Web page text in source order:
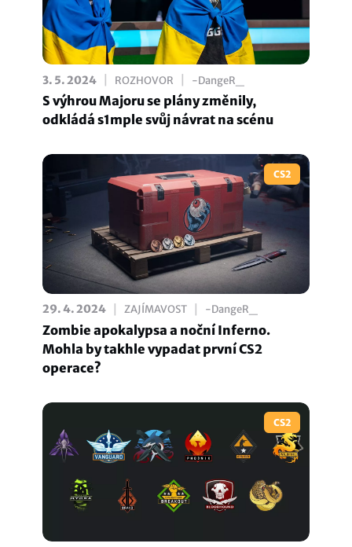
3. 5. 2024 ROZHOVOR -DangeR_
S výhrou Majoru se plány změnily,
odkládá s1mple svůj návrat na scénu
CS2
29. 4. 2024 ZAJÍMAVOST -DangeR_
Zombie apokalypsa a noční Inferno.
Mohla by takhle vypadat první CS2
operace?
CS2